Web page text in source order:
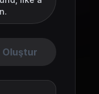
Oluştur